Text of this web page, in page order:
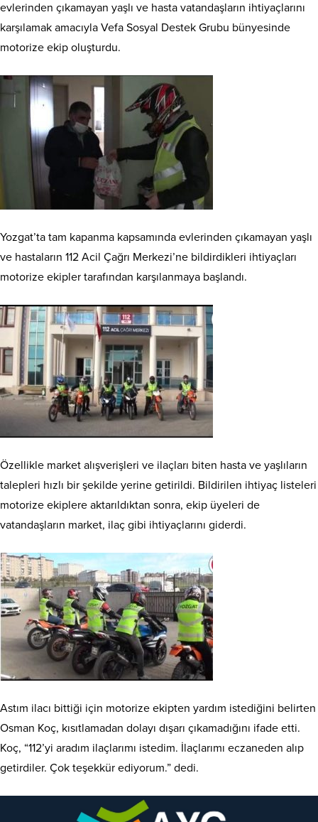
evlerinden çıkamayan yaşlı ve hasta vatandaşların ihtiyaçlarını
karşılamak amacıyla Vefa Sosyal Destek Grubu bünyesinde
motorize ekip oluşturdu.
Yozgat’ta tam kapanma kapsamında evlerinden çıkamayan yaşlı
ve hastaların 112 Acil Çağrı Merkezi’ne bildirdikleri ihtiyaçları
motorize ekipler tarafından karşılanmaya başlandı.
Özellikle market alışverişleri ve ilaçları biten hasta ve yaşlıların
talepleri hızlı bir şekilde yerine getirildi. Bildirilen ihtiyaç listeleri
motorize ekiplere aktarıldıktan sonra, ekip üyeleri de
vatandaşların market, ilaç gibi ihtiyaçlarını giderdi.
Astım ilacı bittiği için motorize ekipten yardım istediğini belirten
Osman Koç, kısıtlamadan dolayı dışarı çıkamadığını ifade etti.
Koç, “112’yi aradım ilaçlarımı istedim. İlaçlarımı eczaneden alıp
getirdiler. Çok teşekkür ediyorum.” dedi.